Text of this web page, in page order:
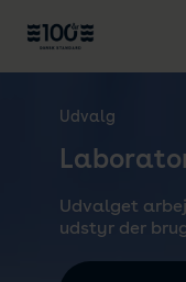
Udvalg
Udvalget
udstyr der